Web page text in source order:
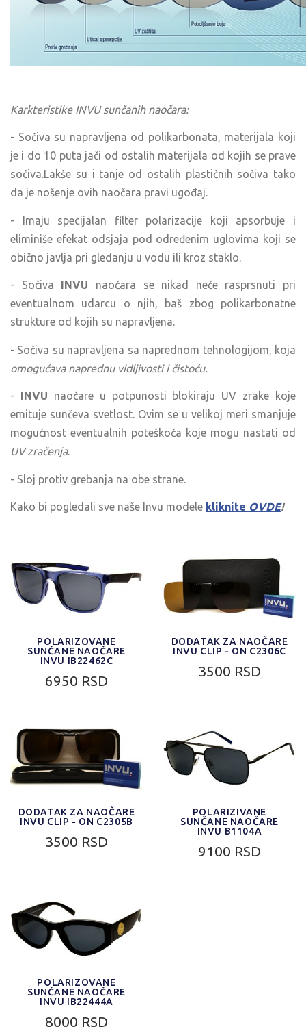
Karkteristike INVU sunčanih naočara:
- Sočiva su napravljena od polikarbonata, materijala koji
je i do 10 puta jači od ostalih materijala od kojih se prave
sočiva.Lakše su i tanje od ostalih plastičnih sočiva tako
da je nošenje ovih naočara pravi ugođaj.
- Imaju specijalan filter polarizacije koji apsorbuje i
eliminiše efekat odsjaja pod određenim uglovima koji se
obično javlja pri gledanju u vodu ili kroz staklo.
- Sočiva INVU naočara se nikad neće rasprsnuti pri
eventualnom udarcu o njih, baš zbog polikarbonatne
strukture od kojih su napravljena.
- Sočiva su napravljena sa naprednom tehnologijom, koja
omogućava naprednu vidljivosti i čistoću.
- INVU naočare u potpunosti blokiraju UV zrake koje
emituje sunčeva svetlost. Ovim se u velikoj meri smanjuje
mogućnost eventualnih poteškoća koje mogu nastati od
UV zračenja.
- Sloj protiv grebanja na obe strane.
Kako bi pogledali sve naše Invu modele kliknite OVDE!
POLARIZOVANE
SUNČANE NAOČARE
INVU IB22462C
6950 RSD
DODATAK ZA NAOČARE
INVU CLIP - ON C2306C
3500 RSD
DODATAK ZA NAOČARE
INVU CLIP - ON C2305B
3500 RSD
POLARIZIVANE
SUNČANE NAOČARE
INVU B1104A
9100 RSD
POLARIZOVANE
SUNČANE NAOČARE
INVU IB22444A
8000 RSD